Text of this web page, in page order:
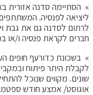
» הסתיימה סדנה אזורית
ליציאה לפנסיה.
לרתום לסדנה גם את גבת
חברים לקראת פנסיה ו/או
» בשכונת כדורעף חופים
לקבלת היתר פיתוח
שונים. מקווים שנוכל
אוגוסט/ אמצע חודש